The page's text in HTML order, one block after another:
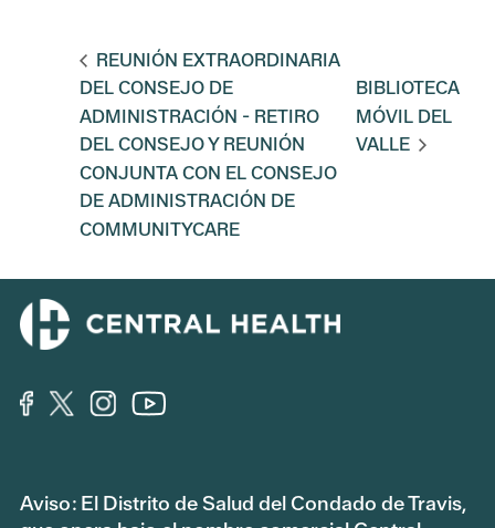
REUNIÓN EXTRAORDINARIA
DEL CONSEJO DE
ADMINISTRACIÓN - RETIRO
DEL CONSEJO Y REUNIÓN
CONJUNTA CON EL CONSEJO
DE ADMINISTRACIÓN DE
COMMUNITYCARE
BIBLIOTECA
MÓVIL DEL
VALLE
Aviso: El Distrito de Salud del Condado de Travis,